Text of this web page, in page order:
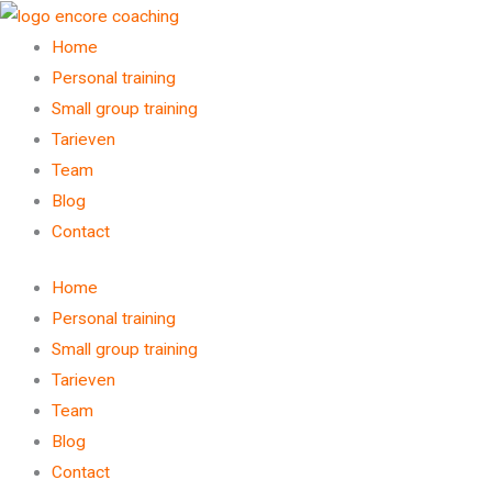
Spring
inhoud
Home
Personal training
Small group training
Tarieven
Team
Blog
Contact
Home
Personal training
Small group training
Tarieven
Team
Blog
Contact